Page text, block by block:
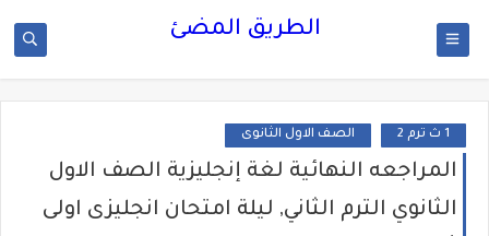
الطريق المضئ
1 ث ترم 2 الصف الاول الثانوى
المراجعه النهائية لغة إنجليزية الصف الاول
الثانوي الترم الثاني, ليلة امتحان انجليزى اولى